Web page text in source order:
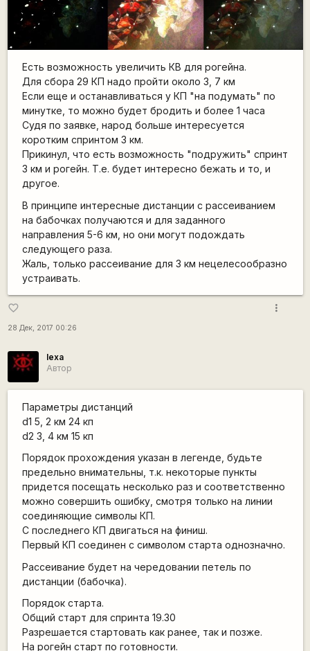
Есть возможность увеличить КВ для рогейна.
Для сбора 29 КП надо пройти около 3, 7 км
Если еще и останавливаться у КП "на подумать" по
минутке, то можно будет бродить и более 1 часа
Судя по заявке, народ больше интересуется
коротким спринтом 3 км.
Прикинул, что есть возможность "подружить" спринт
3 км и рогейн. Т.е. будет интересно бежать и то, и
другое.
В принципе интересные дистанции с рассеиванием
на бабочках получаются и для заданного
направления 5-6 км, но они могут подождать
следующего раза.
Жаль, только рассеивание для 3 км нецелесообразно
устраивать.
favorite_border
28 Дек, 2017 00:26
more_vert
lexa
Автор
Параметры дистанций
d1 5, 2 км 24 кп
d2 3, 4 км 15 кп
Порядок прохождения указан в легенде, будьте
предельно внимательны, т.к. некоторые пункты
придется посещать несколько раз и соответственно
можно совершить ошибку, смотря только на линии
соединяющие символы КП.
С последнего КП двигаться на финиш.
Первый КП соединен с символом старта однозначно.
Рассеивание будет на чередовании петель по
дистанции (бабочка).
Порядок старта.
Общий старт для спринта 19.30
Разрешается стартовать как ранее, так и позже.
На рогейн старт по готовности.